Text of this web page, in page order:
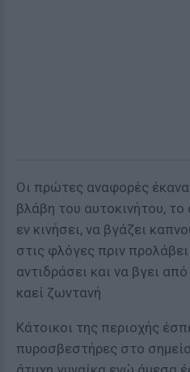
Οι πρώτες αναφορές
βλάβη του αυτοκινήτου,
εν κινήσει, να βγάζει
στις φλόγες πριν
αντιδράσει και να βγει
καεί ζωντανή
Κάτοικοι της περιοχής
πυροσβεστήρες στο